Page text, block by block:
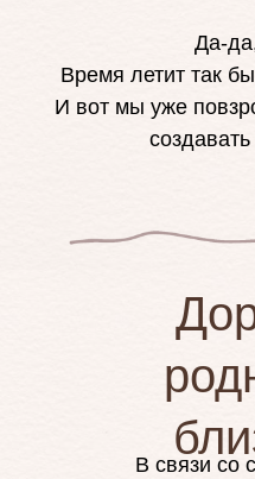
Да-
Время летит так
И вот мы уже
В связи со